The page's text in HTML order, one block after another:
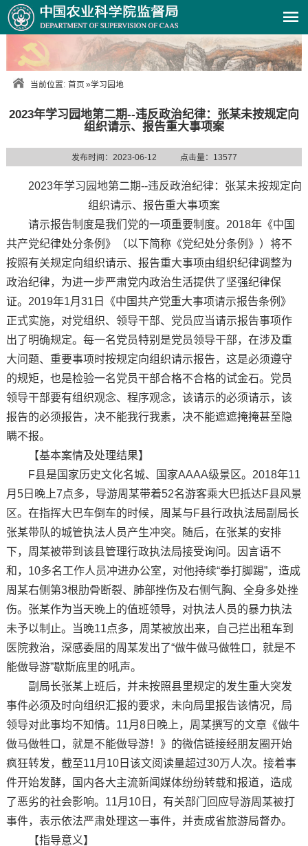
当前位置: 首页 »学习园地
2023年学习园地第二期--违反政治纪律：张某未按规定向
组织请示、报告重大事项案
发布时间：2023-06-12 点击量： 13577
2023年学习园地第二期--违反政治纪律：张某未按规定向
组织请示、报告重大事项案
请示报告制度是我们党的一项重要制度。2018年《中国
共产党纪律处分条例》（以下简称《党纪处分条例》）将不
按照有关规定向组织请示、报告重大事项由组织纪律调整为
政治纪律，为进一步严肃党内政治生活提供了坚强纪律保
证。2019年1月31日《中国共产党重大事项请示报告条例》
正式实施，对党组织、领导干部、党员应当请示报告事项作
出了明确规定。每一名党员特别是党员领导干部，在涉及重
大问题、重要事项时按规定向组织请示报告，这是必须遵守
的规矩，也是检验一名党员干部合格不合格的试金石。党员
领导干部要有组织观念、程序观念，该请示的必须请示，该
报告的必须报告，决不能我行我素，决不能遮遮掩掩甚至隐
瞒不报。
【基本案情及处理结果】
F县是国家历史文化名城、国家AAAA级景区。2018年11
月5日晚上7点多，导游周某带着52名游客乘大巴抵达F县风景
区。在指挥大巴车倒车的时候，周某与F县行政执法局副局长
张某带队的城管执法人员产生冲突。随后，在张某的安排
下，周某被带到该县管理行政执法局接受询问。因言语不
和，10多名工作人员冲进办公室，对他持续“拳打脚踢”，造成
周某右侧第3根肋骨断裂、肺部挫伤及右侧气胸、全身多处挫
伤。张某作为当天晚上的值班领导，对执法人员的暴力执法
未予以制止。当晚11点多，周某被放出来，自己拦出租车到
医院救治，深感委屈的周某发出了“做牛做马做牲口，就是不
能做导游”歇斯底里的吼声。
副局长张某上班后，并未按照县里规定的发生重大突发
事件必须及时向组织汇报的要求，未向局里报告该情况，局
领导对此事均不知情。11月8日晚上，周某撰写的文章《做牛
做马做牲口，就是不能做导游！》的微信链接经朋友圈开始
疯狂转发，截至11月10日该文阅读量超过30万人次。接着事
件开始发酵，国内各大主流新闻媒体纷纷转载和报道，造成
了恶劣的社会影响。11月10日，有关部门回应导游周某被打
事件，表示依法严肃处理这一事件，并责成省旅游局督办。
【指导意义】